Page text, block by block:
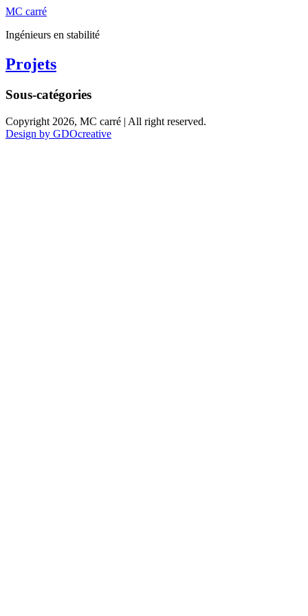
MC carré
Ingénieurs en stabilité
Projets
Sous-catégories
Copyright 2026, MC carré | All right reserved.
Design by GDOcreative